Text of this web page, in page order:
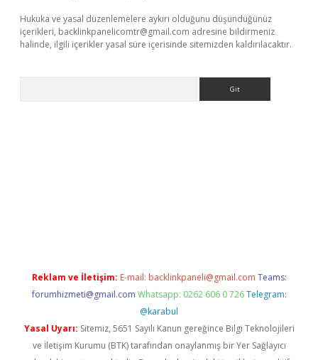
Hukuka ve yasal düzenlemelere aykırı olduğunu düşündüğünüz
içerikleri, backlinkpanelicomtr@gmail.com adresine bildirmeniz
halinde, ilgili içerikler yasal süre içerisinde sitemizden kaldırılacaktır.
Reklam ve İletişim: E-mail: backlinkpaneli@gmail.com Teams:
forumhizmeti@gmail.com Whatsapp: 0262 606 0 726 Telegram:
@karabul
Yasal Uyarı: Sitemiz, 5651 Sayılı Kanun gereğince Bilgi Teknolojileri
ve İletişim Kurumu (BTK) tarafından onaylanmış bir Yer Sağlayıcı